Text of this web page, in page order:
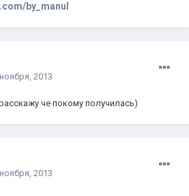
by_manul
2013
че покому получилась)
2013